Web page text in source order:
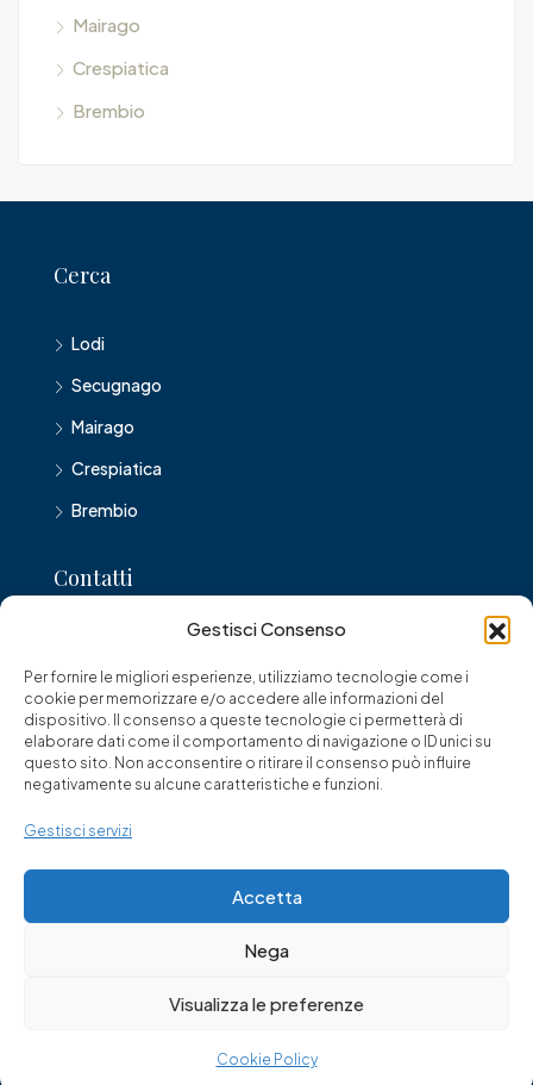
Gestisci Consenso
Per fornire le migliori esperienze, utilizziamo tecnologie come i
cookie per memorizzare e/o accedere alle informazioni del
dispositivo. Il consenso a queste tecnologie ci permetterà di
elaborare dati come il comportamento di navigazione o ID unici su
questo sito. Non acconsentire o ritirare il consenso può influire
negativamente su alcune caratteristiche e funzioni.
Gestisci servizi
Accetta
Nega
Visualizza le preferenze
Cookie Policy
Mairago
Crespiatica
Brembio
Cerca
Lodi
Secugnago
Mairago
Crespiatica
Brembio
Contatti
Corso Umberto I, 27, 26900 Lodi
0371 429426
lodiagency@gmail.com
© Franciacorta '94 di Paina dr. Giuseppe - Tutti i diritti riservati